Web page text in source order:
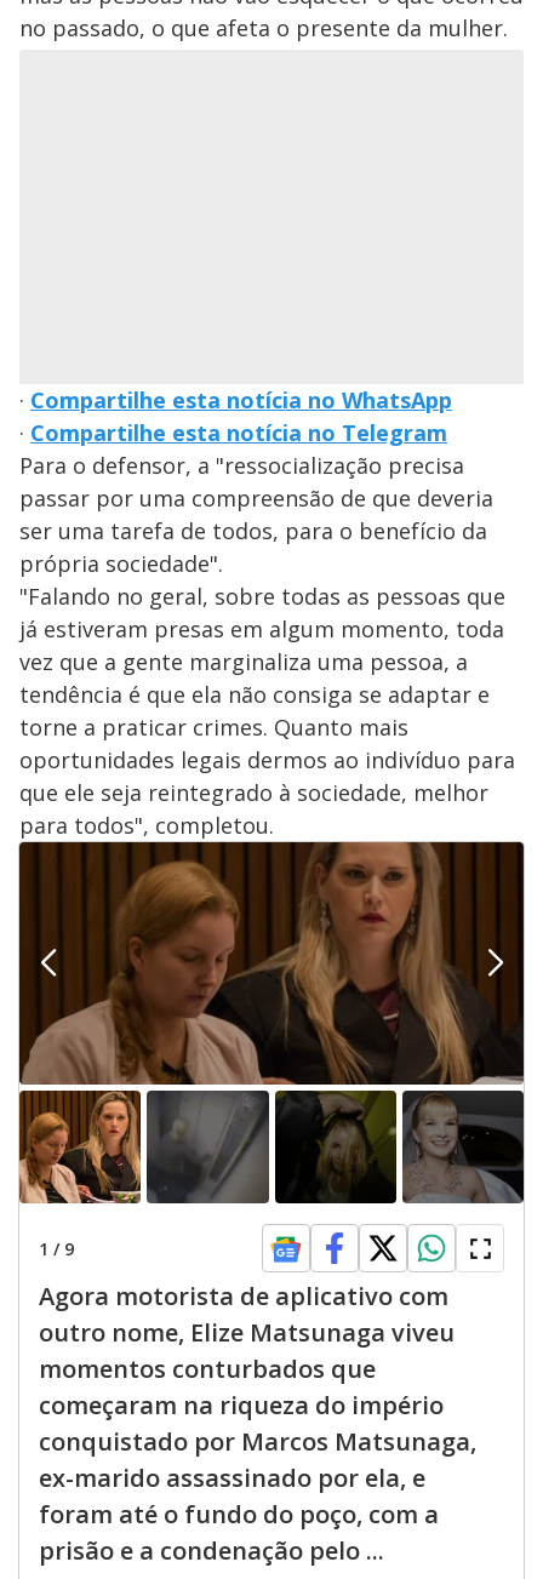
no passado, o que afeta o presente da mulher.
· Compartilhe esta notícia no WhatsApp
· Compartilhe esta notícia no Telegram
Para o defensor, a "ressocialização precisa
passar por uma compreensão de que deveria
ser uma tarefa de todos, para o benefício da
própria sociedade".
"Falando no geral, sobre todas as pessoas que
já estiveram presas em algum momento, toda
vez que a gente marginaliza uma pessoa, a
tendência é que ela não consiga se adaptar e
torne a praticar crimes. Quanto mais
oportunidades legais dermos ao indivíduo para
que ele seja reintegrado à sociedade, melhor
para todos", completou.
1 / 9
Agora motorista de aplicativo com
outro nome, Elize Matsunaga viveu
momentos conturbados que
começaram na riqueza do império
conquistado por Marcos Matsunaga,
ex-marido assassinado por ela, e
foram até o fundo do poço, com a
prisão e a condenação pelo ...